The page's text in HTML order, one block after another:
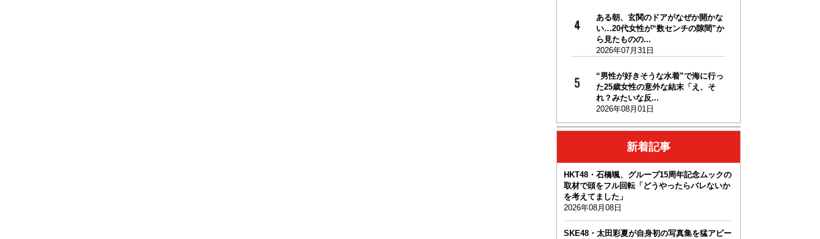
ある朝、玄関のドアがなぜか開かな
い…20代女性が“数センチの隙間”か
ら見たものの...
2026年07月31日
“男性が好きそうな水着”で海に行っ
た25歳女性の意外な結末「え、そ
れ？みたいな反...
2026年08月01日
新着記事
HKT48・石橋颯、グループ15周年記念ムックの
取材で頭をフル回転「どうやったらバレないか
を考えてました」
2026年08月08日
SKE48・太田彩夏が自身初の写真集を猛アピー